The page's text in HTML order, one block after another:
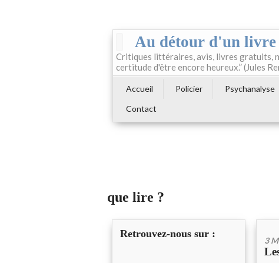
Au détour d'un
Critiques littéraires, avis, livres gratuits,
certitude d'être encore heureux.” (Jules
Accueil Policier Psychanalyse
Contact
que lire ?
Retrouvez-nous sur :
3